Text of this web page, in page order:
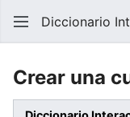
Diccionario
Crear una